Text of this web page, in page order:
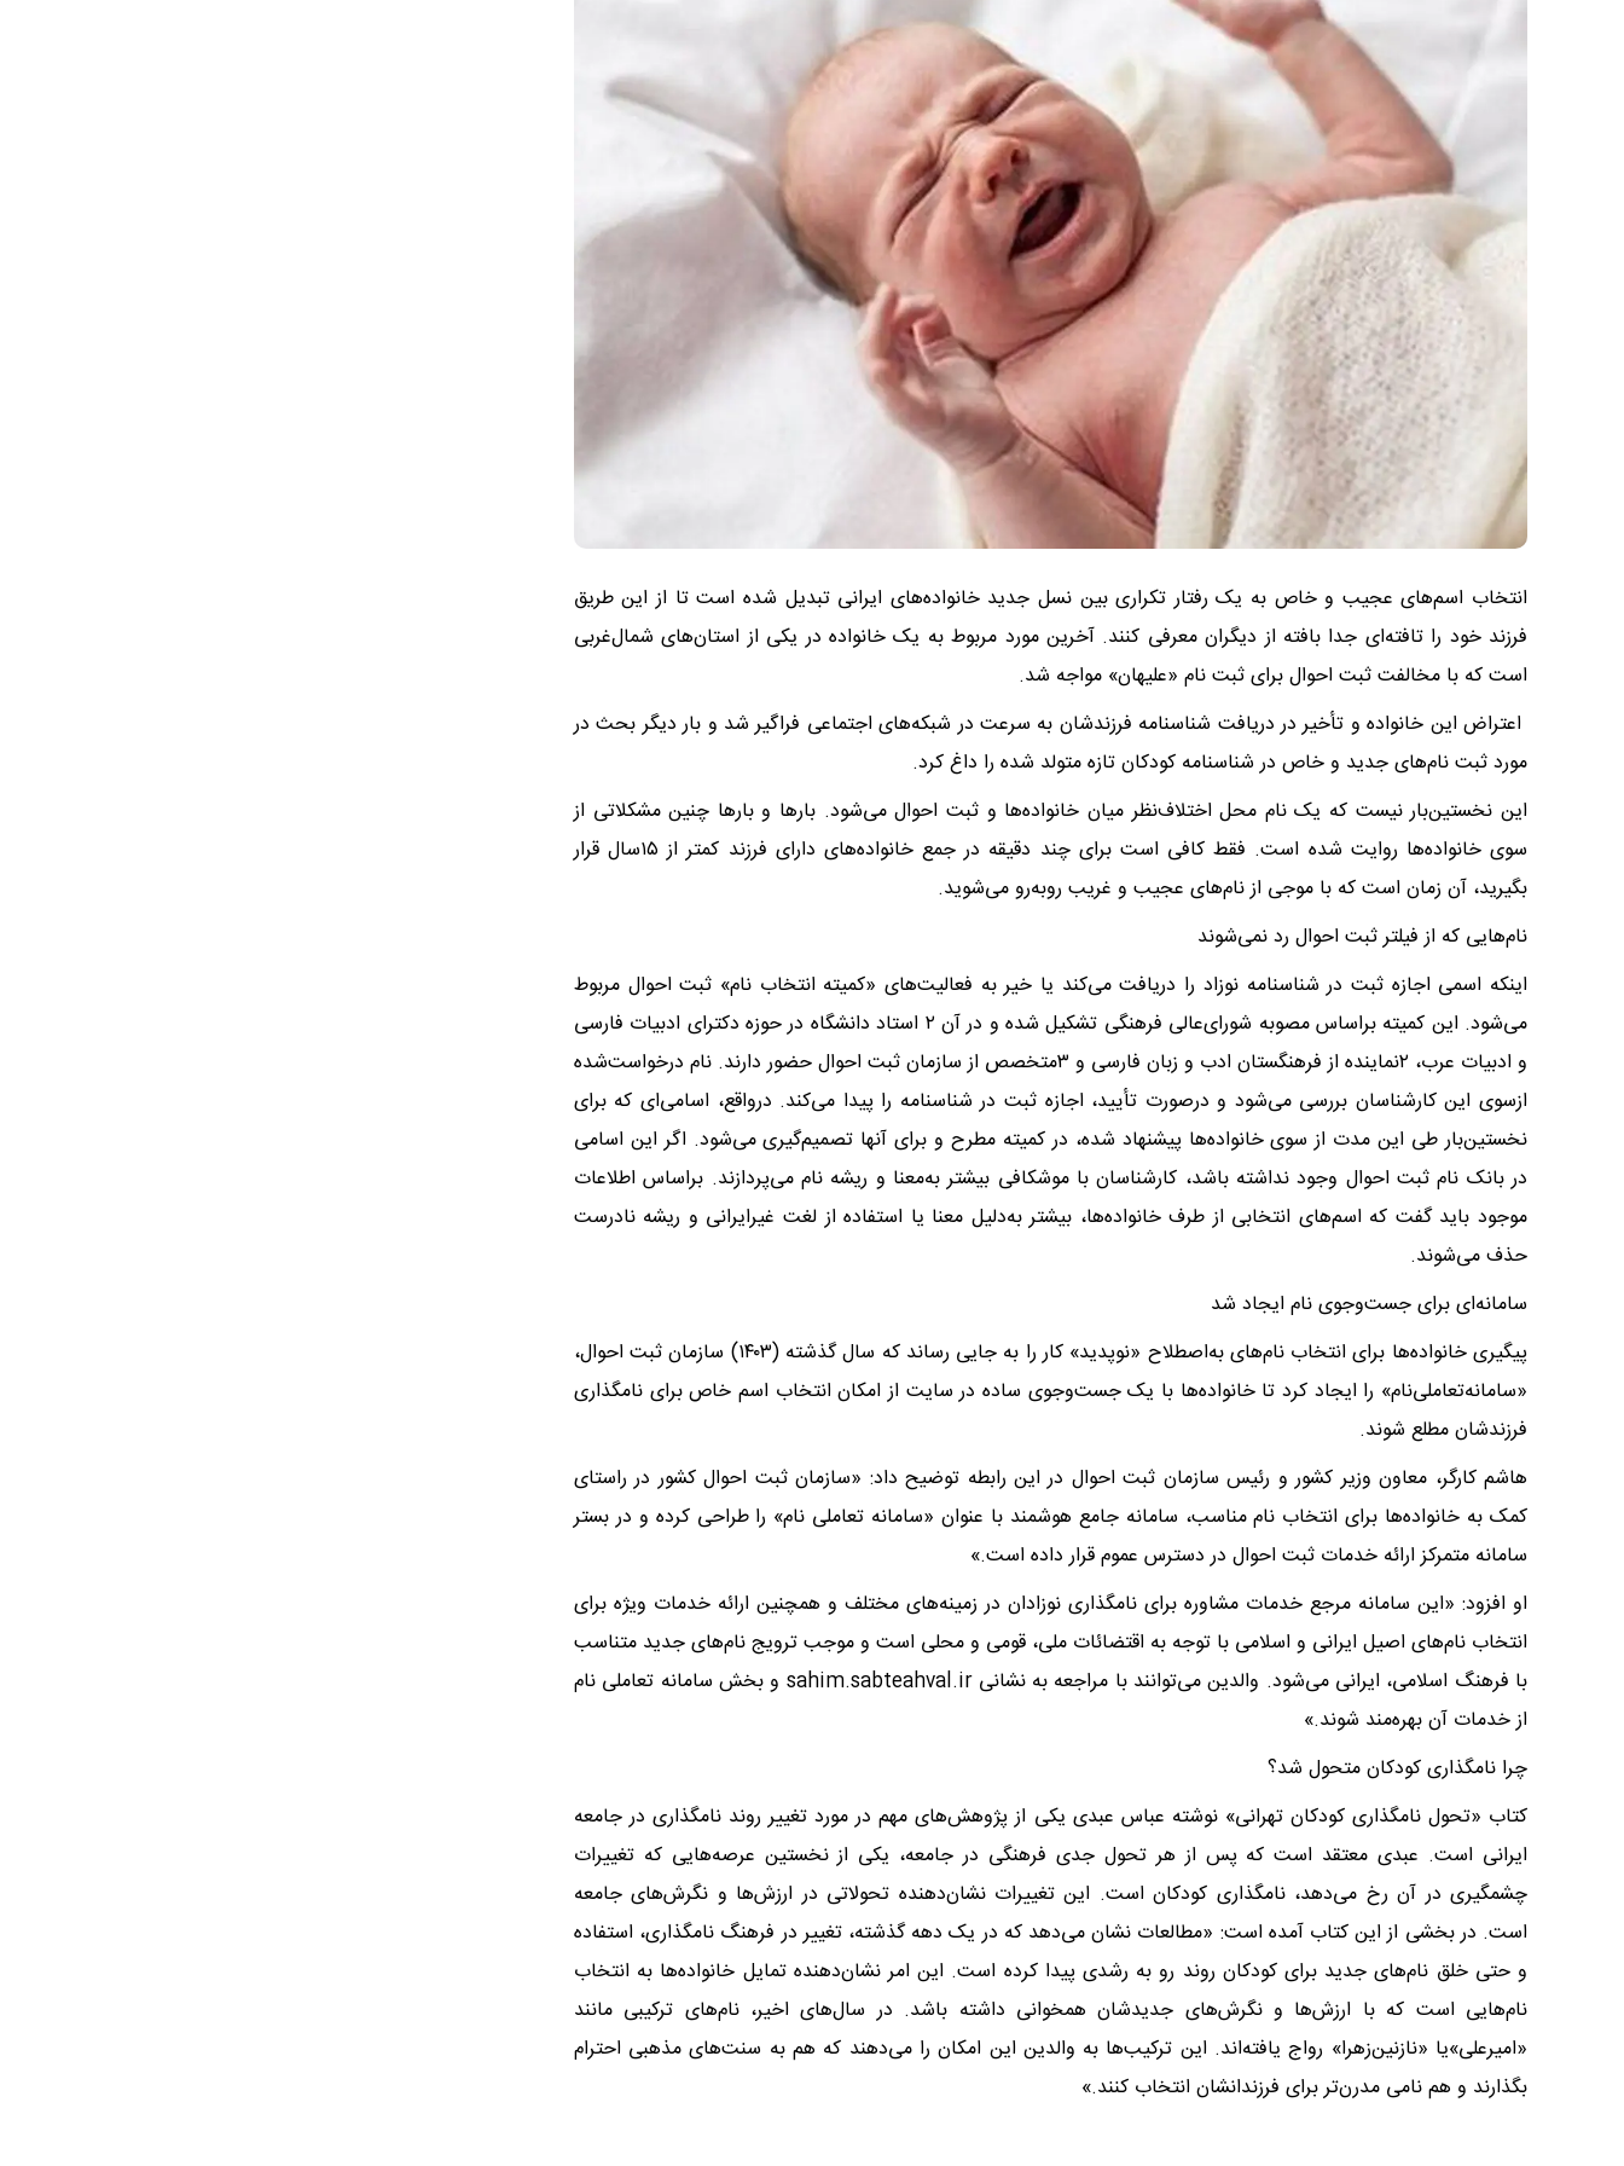
انتخاب اسم‌های عجیب و خاص به یک رفتار تکراری بین نسل جدید خانواده‌های ایرانی تبدیل شده است تا از این طریق
فرزند خود را تافته‌ای جدا بافته از دیگران معرفی کنند. آخرین مورد مربوط به یک خانواده در یکی از استان‌های شمال‌غربی
است که با مخالفت ثبت احوال برای ثبت نام «علیهان» مواجه شد.
اعتراض این خانواده و تأخیر در دریافت شناسنامه فرزندشان به سرعت در شبکه‌های اجتماعی فراگیر شد و بار دیگر بحث در
مورد ثبت نام‌های جدید و خاص در شناسنامه کودکان تازه متولد شده را داغ کرد.
این نخستین‌بار نیست که یک نام محل اختلاف‌نظر میان خانواده‌ها و ثبت احوال می‌شود. بارها و بارها چنین مشکلاتی از
سوی خانواده‌ها روایت شده است. فقط کافی است برای چند دقیقه در جمع خانواده‌های دارای فرزند کمتر از ۱۵سال قرار
بگیرید، آن زمان است که با موجی از نام‌های عجیب و غریب روبه‌رو می‌شوید.
نام‌هایی که از فیلتر ثبت احوال رد نمی‌شوند
اینکه اسمی اجازه ثبت در شناسنامه نوزاد را دریافت می‌کند یا خیر به فعالیت‌های «کمیته انتخاب نام» ثبت احوال مربوط
می‌شود. این کمیته براساس مصوبه شورای‌عالی فرهنگی تشکیل شده و در آن ۲ استاد دانشگاه در حوزه دکترای ادبیات فارسی
و ادبیات عرب، ۲‌نماینده از فرهنگستان ادب و زبان فارسی و ۳‌متخصص از سازمان ثبت‌ احوال حضور دارند. نام درخواست‌شده
ازسوی این کارشناسان بررسی می‌شود و درصورت تأیید، اجازه ثبت در شناسنامه را پیدا می‌کند. درواقع، اسامی‌ای که برای
نخستین‌بار طی این مدت از سوی خانواده‌ها پیشنهاد شده، در کمیته مطرح و برای آنها تصمیم‌گیری می‌شود. اگر این اسامی
در بانک نام ثبت احوال وجود نداشته باشد، کارشناسان با موشکافی بیشتر به‌معنا و ریشه نام می‌پردازند. براساس اطلاعات
موجود باید گفت که اسم‌های انتخابی از طرف خانواده‌ها، بیشتر به‌دلیل معنا یا استفاده از لغت غیرایرانی و ریشه نادرست
حذف می‌شوند.
سامانه‌ای برای جست‌وجوی نام ایجاد شد
پیگیری خانواده‌ها برای انتخاب نام‌های به‌اصطلاح «نوپدید» کار را به جایی رساند که سال گذشته (۱۴۰۳) سازمان ثبت احوال،
«سامانه‌تعاملی‌نام» را ایجاد کرد تا خانواده‌ها با یک جست‌وجوی ساده در سایت از امکان انتخاب اسم خاص برای نامگذاری
فرزندشان مطلع شوند.
هاشم کارگر، معاون وزیر کشور و رئیس سازمان ثبت احوال در این رابطه توضیح داد: «سازمان ثبت احوال کشور در راستای
کمک به خانواده‌ها برای انتخاب نام مناسب، سامانه جامع هوشمند با عنوان «سامانه تعاملی نام» را طراحی کرده و در بستر
سامانه متمرکز ارائه خدمات ثبت احوال در دسترس عموم قرار داده است.»
او افزود: «این سامانه مرجع خدمات مشاوره برای نامگذاری نوزادان در زمینه‌های مختلف و همچنین ارائه خدمات ویژه برای
انتخاب نام‌های اصیل ایرانی و اسلامی با توجه به اقتضائات ملی، قومی و محلی است و موجب ترویج نام‌های جدید متناسب
با فرهنگ اسلامی، ایرانی می‌شود. والدین می‌توانند با مراجعه به نشانی sahim.sabteahval.ir و بخش سامانه تعاملی نام
از خدمات آن بهره‌مند شوند.»
چرا نامگذاری کودکان متحول شد؟
کتاب «تحول نامگذاری کودکان تهرانی» نوشته عباس عبدی یکی از پژوهش‌های مهم در مورد تغییر روند نامگذاری در جامعه
ایرانی است. عبدی معتقد است که پس از هر تحول جدی فرهنگی در جامعه، یکی از نخستین عرصه‌هایی که تغییرات
چشمگیری در آن رخ می‌دهد، نامگذاری کودکان است. این تغییرات نشان‌دهنده تحولاتی در ارزش‌ها و نگرش‌های جامعه
است. در بخشی از این کتاب آمده است: «مطالعات نشان می‌دهد که در یک دهه گذشته، تغییر در فرهنگ نامگذاری، استفاده
و حتی خلق نام‌های جدید برای کودکان روند رو به رشدی پیدا کرده است. این امر نشان‌دهنده تمایل خانواده‌ها به انتخاب
نام‌هایی است که با ارزش‌ها و نگرش‌های جدیدشان همخوانی داشته باشد. در سال‌های اخیر، نام‌های ترکیبی مانند
«امیرعلی»یا «نازنین‌زهرا» رواج یافته‌اند. این ترکیب‌ها به والدین این امکان را می‌دهند که هم به سنت‌های مذهبی احترام
بگذارند و هم نامی مدرن‌تر برای فرزندانشان انتخاب کنند.»